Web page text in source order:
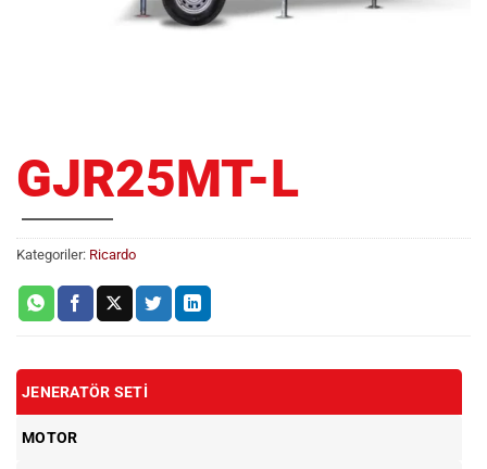
GJR25MT-L
Kategoriler: Ricardo
JENERATÖR SETI
MOTOR